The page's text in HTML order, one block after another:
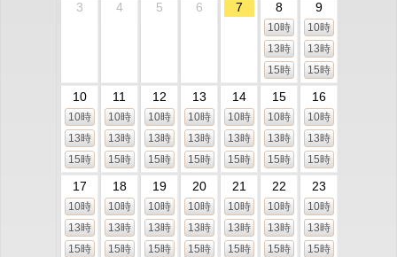
3
4 5 6 7 8
10時
13時
15時
9
10時
13時
15時
10
10時
13時
15時
11
10時
13時
15時
12
10時
13時
15時
13
10時
13時
15時
14
10時
13時
15時
15
10時
13時
15時
16
10時
13時
15時
17
10時
13時
15時
18
10時
13時
15時
19
10時
13時
15時
20
10時
13時
15時
21
10時
13時
15時
22
10時
13時
15時
23
10時
13時
15時